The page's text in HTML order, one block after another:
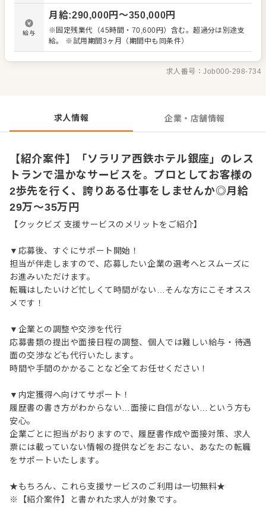
フです。スタイリッシュでありながら、飾らない接客で安
心してお寛ぎいただける空間づくりをお願いします。 具体
的には、以下のような姿勢で営業に臨んでいます。 ・スタ
イリッシュかつ飾らない心地よい接客 ・お客様の状況を察
雰囲気の醸成 私たちは、機械的な対応ではなく、人間だか
らこそ提供できる付加価値こそが重要だと考えています。
待ちしております。
給与
月給:290,000円〜350,000円
※固定残業代（45時間・70,600円）含む。超過分は別途支
給。 ※試用期間3ヶ月（期間中も同条件）
求人番号：Job000-298-734
求人情報 企業・店舗情報
【紹介案件】「ソラリア西鉄ホテル銀座」のレス
トランで温かなサービスを。プロとしてお客様の
2歩先を行く、誇りある仕事をしませんか◎月給
29万～35万円
【クックビズ 支援サービスのメリットをご紹介】
▼応募後、すぐにサポート開始！
担当が伴走しますので、応募したい企業の選考へとスムーズに
お進みいただけます。
転職はしたいけど忙しくて時間がない…そんな方にこそオスス
メです！
▼企業との調整や交渉を代行
応募書類の提出や面接日程の調整、個人では難しい給与・待遇
面の交渉なども代行いたします。
時間や手間のかかることなど全てお任せください！
▼内定獲得へ向けてサポート！
履歴書の書き方がわからない…面接に自信がない…という方も
安心。
企業ごとに担当がおりますので、履歴書作成や面接対策、求人
票には載っていない情報の提供などをおこない、あなたの転職
をサポートいたします。
★もちろん、これら支援サービスのご利用は一切無料★
※【紹介案件】と書かれた求人が対象です。